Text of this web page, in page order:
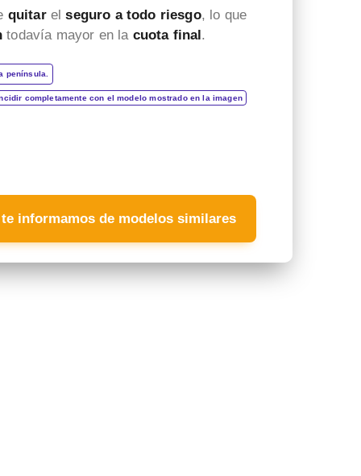
quitarelseguro a todo riesgo, lo que
todavía mayor en la cuota final.
península.
completamente con el modelo mostrado en la imagen
informamos de modelos similares